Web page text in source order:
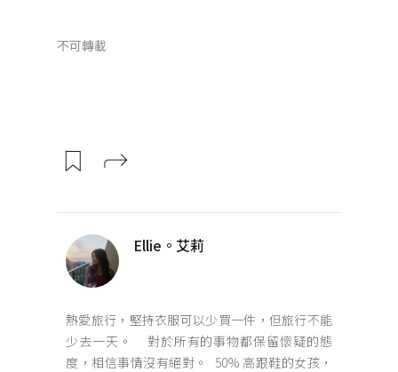
不可轉載
Ellie。艾莉
熱愛旅行，堅持衣服可以少買一件，但旅行不能
少去一天。 對於所有的事物都保留懷疑的態
度，相信事情沒有絕對。 50% 高跟鞋的女孩，